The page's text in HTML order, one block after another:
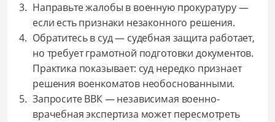
Направьте жалобы в военную прокуратуру —
если есть признаки незаконного решения.
Обратитесь в суд — судебная защита работает,
но требует грамотной подготовки документов.
Практика показывает: суд нередко признает
решения военкоматов необоснованными.
Запросите ВВК — независимая военно-
врачебная экспертиза может пересмотреть